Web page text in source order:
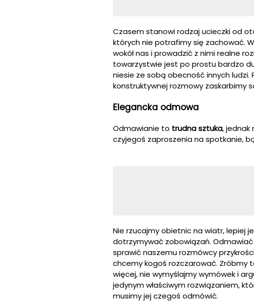
Czasem stanowi rodzaj ucieczki od
których nie potrafimy się zachować.
wokół nas i prowadzić z nimi realne
towarzystwie jest po prostu bardzo
niesie ze sobą obecność innych
konstruktywnej rozmowy zaskarbimy
Elegancka odmowa
Odmawianie to trudna sztuka, jednak
czyjegoś zaproszenia na spotkanie,
Nie rzucajmy obietnic na wiatr, lepiej
dotrzymywać zobowiązań.
sprawić naszemu rozmówcy
chcemy kogoś rozczarować. Zróbmy
więcej, nie wymyślajmy wymówek i
jedynym właściwym rozwiązaniem,
musimy jej czegoś odmówić.